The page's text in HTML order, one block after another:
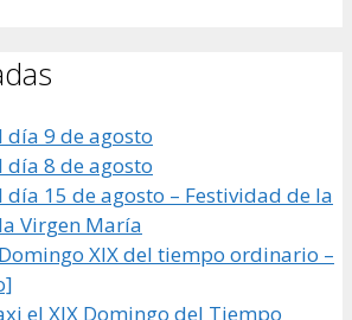
día 9 de agosto
día 8 de agosto
día 15 de agosto – Festividad de la
Virgen María
XIX del tiempo ordinario –
el XIX Domingo del Tiempo